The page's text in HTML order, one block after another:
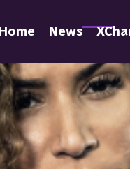
Home News